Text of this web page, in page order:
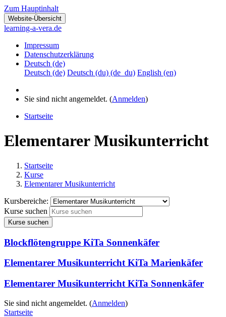
Zum Hauptinhalt
Website-Übersicht
learning-a-vera.de
Impressum
Datenschutzerklärung
Deutsch ‎(de)‎
Deutsch ‎(de)‎ Deutsch (du) ‎(de_du)‎ English ‎(en)‎
Sie sind nicht angemeldet. (Anmelden)
Startseite
Elementarer Musikunterricht
Startseite
Kurse
Elementarer Musikunterricht
Kursbereiche:
Kurse suchen
Kurse suchen
Blockflötengruppe KiTa Sonnenkäfer
Elementarer Musikunterricht KiTa Marienkäfer
Elementarer Musikunterricht KiTa Sonnenkäfer
Sie sind nicht angemeldet. (Anmelden)
Startseite